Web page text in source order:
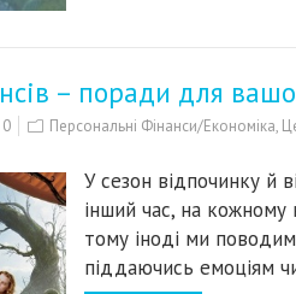
– поради для
0 Персональні Фінанси/Економіка,
У сезон відпочинку й
інший час, на кожному
тому іноді ми
піддаючись емоціям